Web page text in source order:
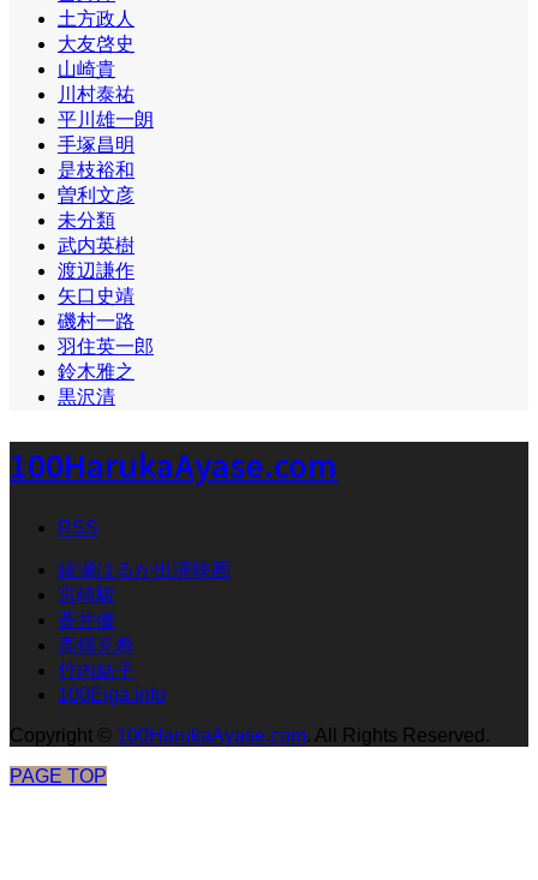
土方政人
大友啓史
山崎貴
川村泰祐
平川雄一朗
手塚昌明
是枝裕和
曽利文彦
未分類
武内英樹
渡辺謙作
矢口史靖
磯村一路
羽住英一郎
鈴木雅之
黒沢清
100HarukaAyase.com
RSS
綾瀬はるか出演映画
宮崎駿
蒼井優
高畑充希
竹内結子
100Eiga.info
Copyright © 100HarukaAyase.com. All Rights Reserved.
PAGE TOP